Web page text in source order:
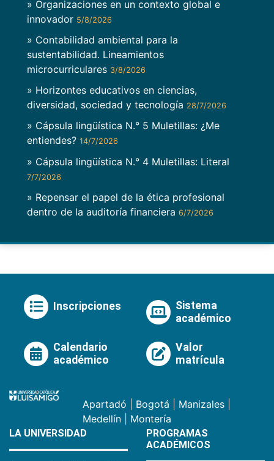
» Organizaciones en un contexto global e
innovador 5/8/2026
» Contabilidad ambiental para la
sustentabilidad. Lineamientos
microcurriculares 3/8/2026
» Horizontes educativos en ciencias,
diversidad, sociedad y tecnología 28/7/2026
» Cápsula lingüística N.° 5 Muletillas: ¿Me
entiendes? 14/7/2026
» Cápsula lingüística N.° 4 Muletillas: Literal
7/7/2026
» Repensar el papel de la ética profesional
dentro de la auditoría financiera 6/7/2026
Inscripciones
Sistema
académico
Calendario
académico
Valor
matrícula
Apartadó Bogotá Manizales
Medellín
Montería
LA UNIVERSIDAD
PROGRAMAS
ACADÉMICOS